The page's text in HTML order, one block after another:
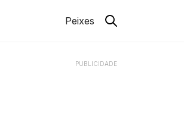
Peixes
PUBLICIDADE